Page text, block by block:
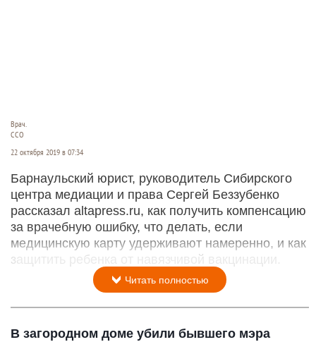
Врач.
CCO
22 октября 2019 в 07:34
Барнаульский юрист, руководитель Сибирского
центра медиации и права Сергей Беззубенко
рассказал altapress.ru, как получить компенсацию
за врачебную ошибку, что делать, если
медицинскую карту удерживают намеренно, и как
защитить ребенка от навязчивой вакцинации.
Читать полностью
В загородном доме убили бывшего мэра